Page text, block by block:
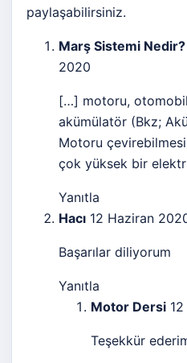
paylaşabilirsiniz.
Marş Sistemi
2020
[…] motoru,
akümülatör (Bkz;
Motoru
çok yüksek bir
Yanıtla
Hacı 12 Haziran
Başarılar diliyorum
Yanıtla
Motor Dersi
Teşekkür